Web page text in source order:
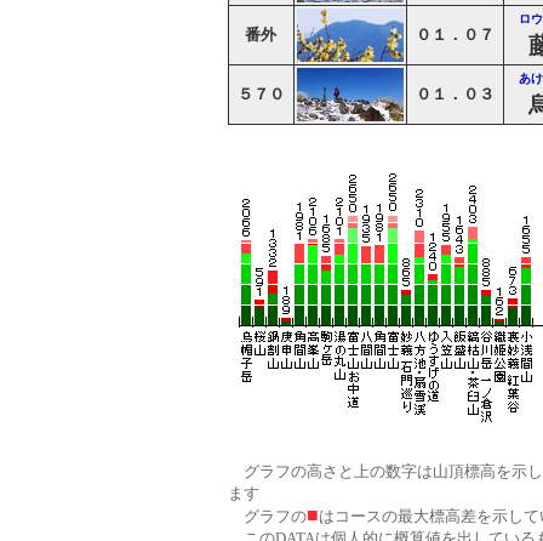
番外 ０１．０７
ロ
５７０ ０１．０３
あ
グラフの高さと上の数字は山頂標高を示
ます
グラフの■はコースの最大標高差を示し